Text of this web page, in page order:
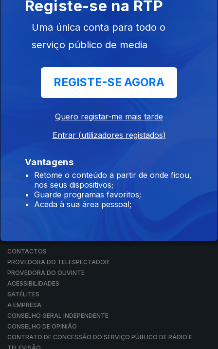
RTP PLAY
EM DIRETO
REVER PROGRAMAS
CONCURSOS
CONTACTOS
PROVEDORA DO TELESPECTADOR
PROVEDORA DO OUVINTE
ACESSIBILIDADES
SATÉLITES
A EMPRESA
CONSELHO GERAL INDEPENDENTE
CONSELHO DE OPINIÃO
CONTRATO DE CONCESSÃO DO SERVIÇO PÚBLICO DE RÁDIO E
Registe-se na RTP
Uma única conta para todo o
serviço público de media
REGISTE-SE AGORA
Quero registar-me mais tarde
Entrar (utilizadores registados)
Vantagens
Retome o conteúdo a partir de onde ficou,
nos seus dispositivos;
Guarde programas favoritos;
Aceda à sua área pessoal;